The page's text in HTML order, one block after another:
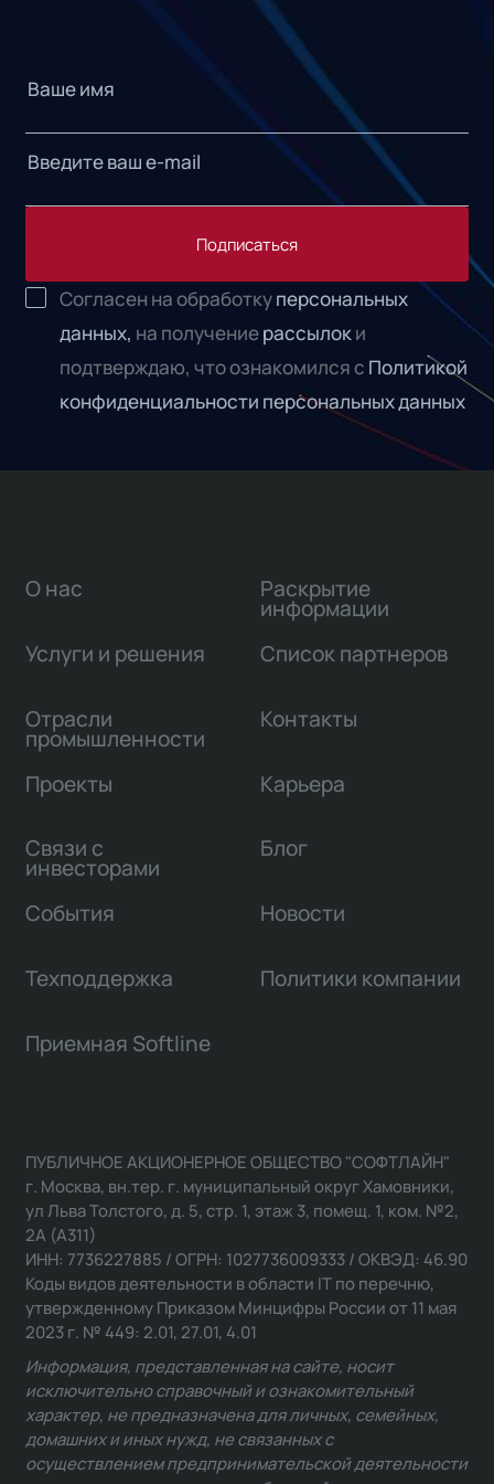
Подписаться
Согласен на обработкуперсональных
данных, на получениерассылоки
подтверждаю, что ознакомился с Политикой
конфиденциальности персональных данных
О нас
Услуги и решения
Отрасли
промышленности
Проекты
Связи с
инвесторами
Раскрытие
информации
Список партнеров
Контакты
Карьера
Блог
События Новости
Техподдержка Политики компании
Приемная Softline
ПУБЛИЧНОЕ АКЦИОНЕРНОЕ ОБЩЕСТВО "СОФТЛАЙН"
г. Москва, вн.тер. г. муниципальный округ Хамовники,
ул Льва Толстого, д. 5, стр. 1, этаж 3, помещ. 1, ком. №2,
2А (А311)
ИНН: 7736227885 / ОГРН: 1027736009333 / ОКВЭД: 46.90
Коды видов деятельности в области IT по перечню,
утвержденному Приказом Минцифры России от 11 мая
2023 г. № 449: 2.01, 27.01, 4.01
Информация, представленная на сайте, носит
исключительно справочный и ознакомительный
характер, не предназначена для личных, семейных,
домашних и иных нужд, не связанных с
осуществлением предпринимательской деятельности